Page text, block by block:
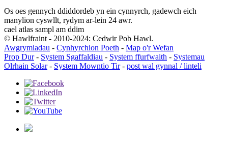
Os oes gennych ddiddordeb yn ein cynnyrch, gadewch eich
manylion cyswllt, rydym ar-lein 24 awr.
cael atlas sampl am ddim
© Hawlfraint - 2010-2024: Cedwir Pob Hawl.
Awgrymiadau - Cynhyrchion Poeth - Map o'r Wefan
Prop Dur- System Sgaffaldiau - System ffurfwaith - Systemau
Olrhain Solar- System Mowntio Tir- post wal gynnal / linteli